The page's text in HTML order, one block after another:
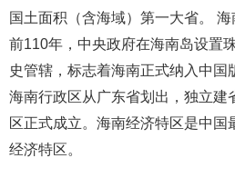
国土面积（含海域）第一大省。
前110年，中央政府在海南岛设置
史管辖，标志着海南正式纳入中国
海南行政区从广东省划出，独立建
区正式成立。海南经济特区是中国
经济特区。